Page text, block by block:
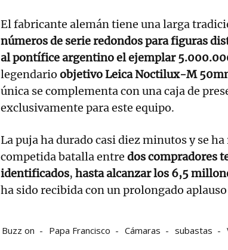
El fabricante alemán tiene una larga
números de serie redondos para figuras
al pontífice argentino el ejemplar
legendario objetivo Leica Noctilux-M
única se complementa con una caja de
exclusivamente para este equipo.
La puja ha durado casi diez minutos y se
competida batalla entre dos compradores
identificados, hasta alcanzar los 6,5
ha sido recibida con un prolongado aplauso
Buzz on Papa Francisco Cámaras subastas